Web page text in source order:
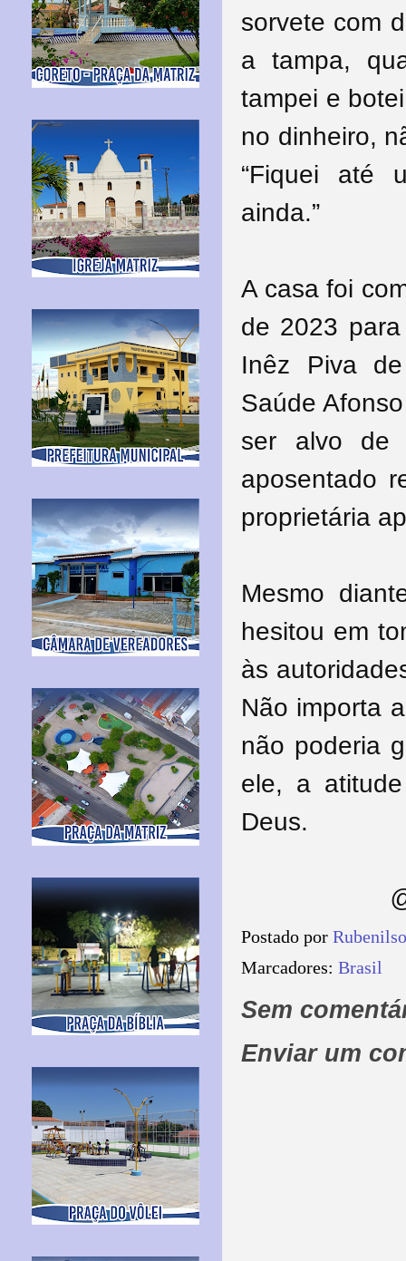
sorvete com
a tampa,
tampei e
no dinheiro,
“Fiquei até
ainda.”
A casa foi
de 2023
Inêz Piva
Saúde
ser alvo de
aposentado
proprietária
Mesmo
hesitou em
às
Não importa
não poderia
ele, a
Deus.
Postado por
Marcadores: Brasil
Sem
Enviar um